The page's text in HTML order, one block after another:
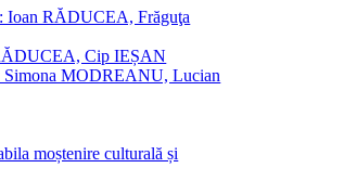
Ioan RĂDUCEA, Frăguţa
Cip IEȘAN
Simona MODREANU, Lucian
moștenire culturală și